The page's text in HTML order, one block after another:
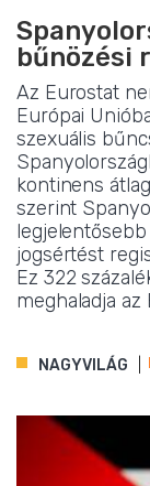
bűnözési
Az Eurostat
Európai
szexuális
kontinens
szerint
jogsértést
Ez 322
meghaladja az
NAGYVILÁG